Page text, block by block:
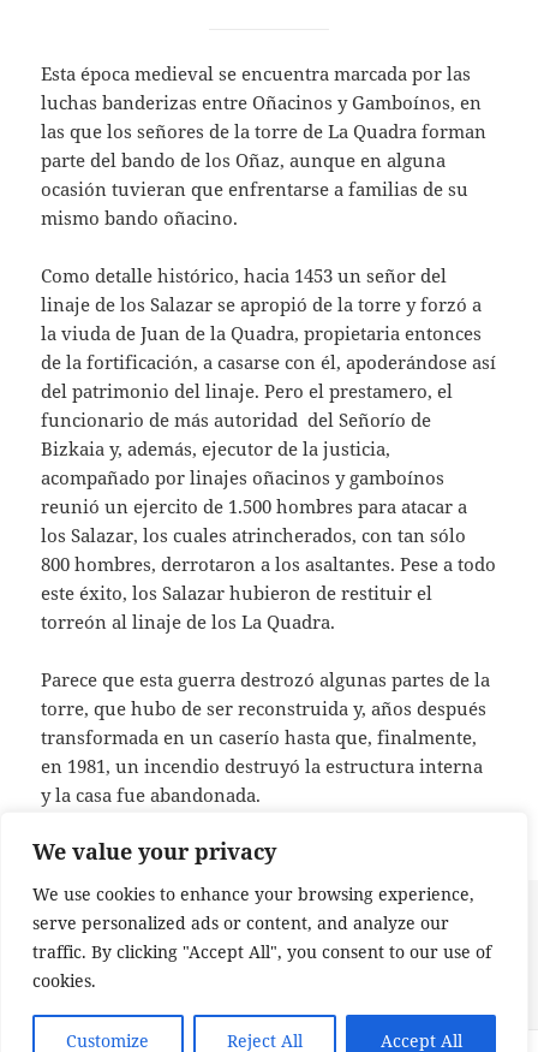
We value your privacy
We use cookies to enhance your browsing experience,
serve personalized ads or content, and analyze our
traffic. By clicking "Accept All", you consent to our use of
cookies.
Customize Reject All Accept All
Esta época medieval se encuentra marcada por las
luchas banderizas entre Oñacinos y Gamboínos, en
las que los señores de la torre de La Quadra forman
parte del bando de los Oñaz, aunque en alguna
ocasión tuvieran que enfrentarse a familias de su
mismo bando oñacino.
Como detalle histórico, hacia 1453 un señor del
linaje de los Salazar se apropió de la torre y forzó a
la viuda de Juan de la Quadra, propietaria entonces
de la fortificación, a casarse con él, apoderándose así
del patrimonio del linaje. Pero el prestamero, el
funcionario de más autoridad del Señorío de
Bizkaia y, además, ejecutor de la justicia,
acompañado por linajes oñacinos y gamboínos
reunió un ejercito de 1.500 hombres para atacar a
los Salazar, los cuales atrincherados, con tan sólo
800 hombres, derrotaron a los asaltantes. Pese a todo
este éxito, los Salazar hubieron de restituir el
torreón al linaje de los La Quadra.
Parece que esta guerra destrozó algunas partes de la
torre, que hubo de ser reconstruida y, años después
transformada en un caserío hasta que, finalmente,
en 1981, un incendio destruyó la estructura interna
y la casa fue abandonada.
el
Etiquetas
Camino de la Montaña
Camino de
Santiago,Camino Olvidado ,Camino Santiago, Chemin de Saint
Jacques,Cuentos Peregrinos,Güeñes,Juan de la Quadra,La
Quadra